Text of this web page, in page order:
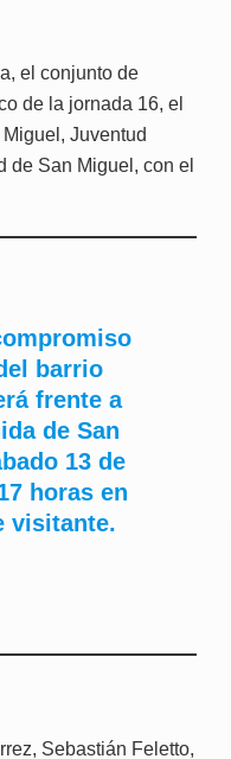
el conjunto de
de la jornada 16, el
Juventud
de San Miguel, con el
barrio
frente a
de San
13 de
horas en
visitante.
Sebastián Feletto,